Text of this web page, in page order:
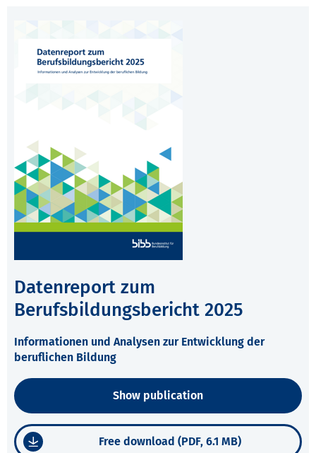
Datenreport zum
Berufsbildungsbericht 2025
Informationen und Analysen zur Entwicklung der
beruflichen Bildung
Show publication
Free download (PDF, 6.1 MB)